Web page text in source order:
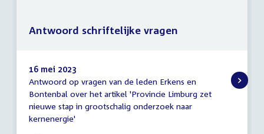
Antwoord
schriftelijke
vragen
16 mei 2023
Antwoord op vragen van de leden Erkens en
Bontenbal over het artikel 'Provincie Limburg zet
nieuwe stap in grootschalig onderzoek naar
kernenergie'
Antwoord schriftelijke vragen